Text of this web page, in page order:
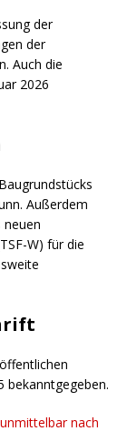
der
der
Auch die
2026
Außerdem
W) für die
bekanntgegeben.
nach